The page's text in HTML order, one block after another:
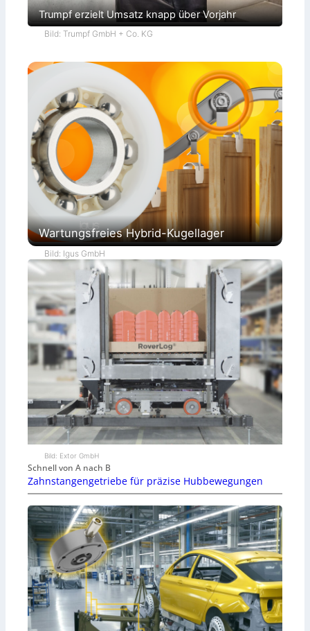
Trumpf erzielt Umsatz knapp über Vorjahr
Bild: Trumpf GmbH + Co. KG
Wartungsfreies Hybrid-Kugellager
Bild: Igus GmbH
Bild: Extor GmbH
Schnell von A nach B
Zahnstangengetriebe für präzise Hubbewegungen